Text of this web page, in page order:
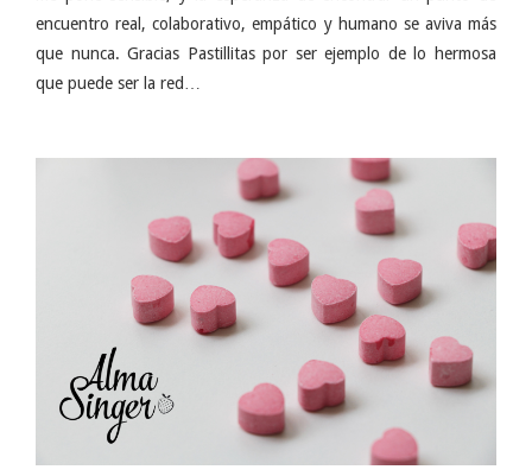
encuentro real, colaborativo, empático y humano se aviva más
que nunca. Gracias Pastillitas por ser ejemplo de lo hermosa
que puede ser la red…